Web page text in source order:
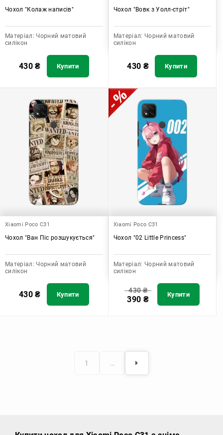
Чохол "Колаж написів"
Матеріал: Чорний матовий
силікон
430₴ Купити
Чохол "Вовк з Уолл-стріт"
Матеріал: Чорний матовий
силікон
430 ₴ Купити
Xiaomi Poco C31
Чохол "Ван Піс розшукується"
Матеріал: Чорний матовий
силікон
430₴ Купити
Xiaomi Poco C31
Чохол "02 Little Princess"
Матеріал: Чорний матовий
силікон
430₴
390 ₴ Купити
1 …